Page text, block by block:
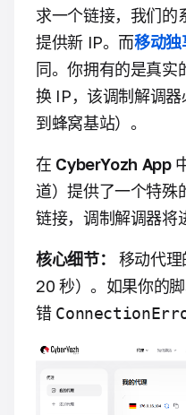
求一个链接，我们的
提供新 IP。而移动
同。你拥有的是真实
换 IP，该调制解调
到蜂窝基站）。
在 CyberYozh App
道）提供了一个特殊
链接，调制解调器将
核心细节：
移动代
20 秒）。如果你的
错